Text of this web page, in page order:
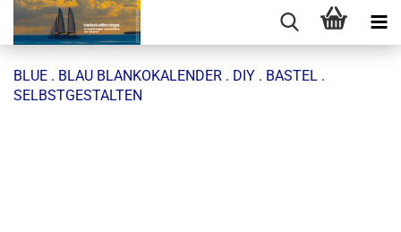
BLUE . BLAU BLANKOKALENDER . DIY . BASTEL .
SELBSTGESTALTEN